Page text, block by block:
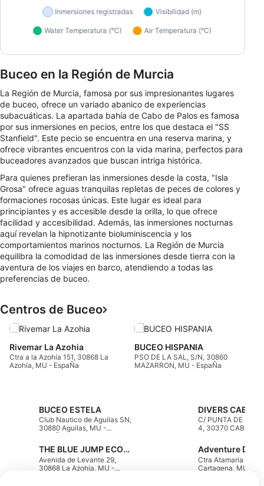
Buceo en la Región de Murcia
La Región de Murcia, famosa por sus impresionantes lugares
de buceo, ofrece un variado abanico de experiencias
subacuáticas. La apartada bahía de Cabo de Palos es famosa
por sus inmersiones en pecios, entre los que destaca el "SS
Stanfield". Este pecio se encuentra en una reserva marina, y
ofrece vibrantes encuentros con la vida marina, perfectos para
buceadores avanzados que buscan intriga histórica.
Para quienes prefieran las inmersiones desde la costa, "Isla
Grosa" ofrece aguas tranquilas repletas de peces de colores y
formaciones rocosas únicas. Este lugar es ideal para
principiantes y es accesible desde la orilla, lo que ofrece
facilidad y accesibilidad. Además, las inmersiones nocturnas
aquí revelan la hipnotizante bioluminiscencia y los
comportamientos marinos nocturnos. La Región de Murcia
equilibra la comodidad de las inmersiones desde tierra con la
aventura de los viajes en barco, atendiendo a todas las
preferencias de buceo.
Centros de Buceo
Rivemar La Azohia
Ctra a la Azohía 151, 30868 La
Azohía, MU - EspaÑa
BUCEO HISPANIA
PSO DE LA SAL, S/N, 30860
MAZARRON, MU - EspaÑa
BUCEO ESTELA
Club Nautico de Aguilas SN,
30880 Aguilas, MU -
EspaÑa
THE BLUE JUMP ECODIVING
Avenida de Levante 29,
30868 La Azohia, MU -
C/ PUNTA DE LA
4, 30370 CABO DE
Ctra Atamaria 72.,
Cartagena, MU -